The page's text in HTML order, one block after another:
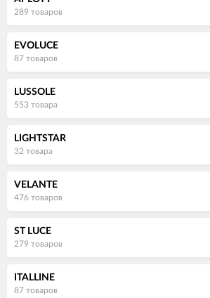
289 товаров
EVOLUCE
87 товаров
LUSSOLE
553 товара
LIGHTSTAR
32 товара
VELANTE
476 товаров
ST LUCE
279 товаров
ITALLINE
87 товаров